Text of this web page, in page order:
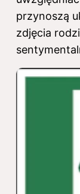
przynoszą
zdjęcia